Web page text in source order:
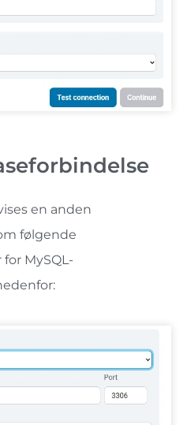
en anden
følgende
MySQL-